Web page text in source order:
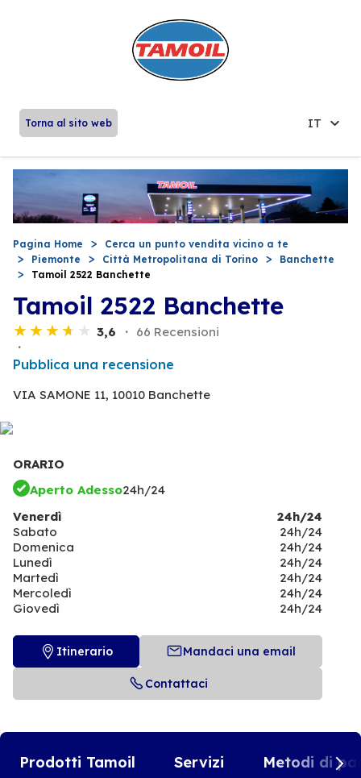
Torna al sito web IT
Pagina Home
Cerca un punto vendita vicino a te
Piemonte
Città Metropolitana di Torino
Banchette
Tamoil 2522 Banchette
Tamoil 2522 Banchette
3,6 66 Recensioni
Pubblica una recensione
VIA SAMONE 11, 10010 Banchette
ORARIO
Aperto Adesso24h/24
Venerdì
24h/24
Sabato
24h/24
Domenica
24h/24
Lunedì
24h/24
Martedì
24h/24
Mercoledì
24h/24
Giovedì
24h/24
Itinerario Mandaci una email
Contattaci
Prodotti Tamoil Servizi Metodi di